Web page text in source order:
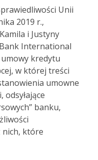
Unii
2019 r.,
i Justyny
International
kredytu
w której treści
umowne
banku,
nich, które